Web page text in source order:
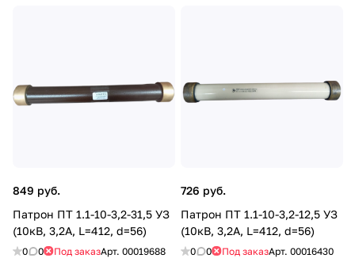
849 руб.
Патрон ПТ 1.1-10-3,2-31,5 УЗ
(10кВ, 3,2А, L=412, d=56)
0 0 Под заказАрт. 00019688
726 руб.
Патрон ПТ 1.1-10-3,2-12,5 УЗ
(10кВ, 3,2А, L=412, d=56)
0 0 Под заказАрт. 00016430